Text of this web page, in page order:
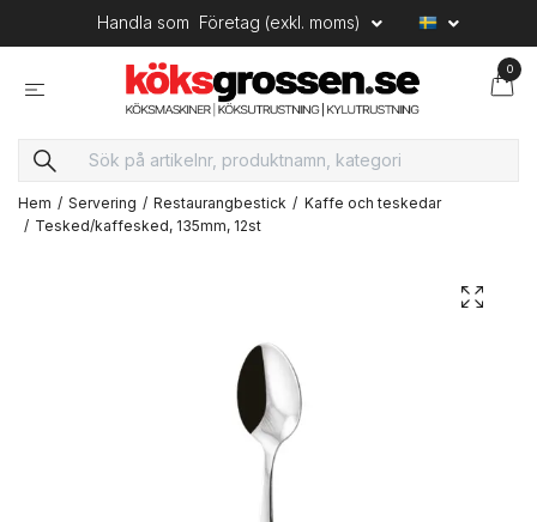
Handla som Företag (exkl. moms)
0
Hem Servering Restaurangbestick
Kaffe och teskedar
Tesked/kaffesked, 135mm, 12st